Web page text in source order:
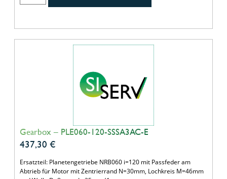
Gearbox – PLE060-120-SSSA3AC-E
437,30 €
Ersatzteil: Planetengetriebe NRB060 i=120 mit Passfeder am
Abtrieb für Motor mit Zentrierrand N=30mm, Lochkreis M=46mm